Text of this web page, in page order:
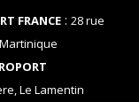
FRANCE: 28 rue
Le Lamentin